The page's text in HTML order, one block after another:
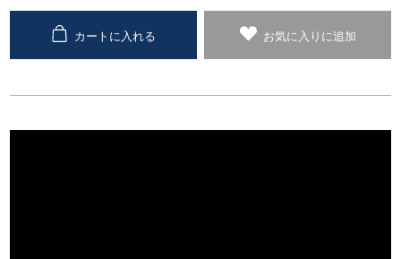
カートに入れる お気に入りに追加